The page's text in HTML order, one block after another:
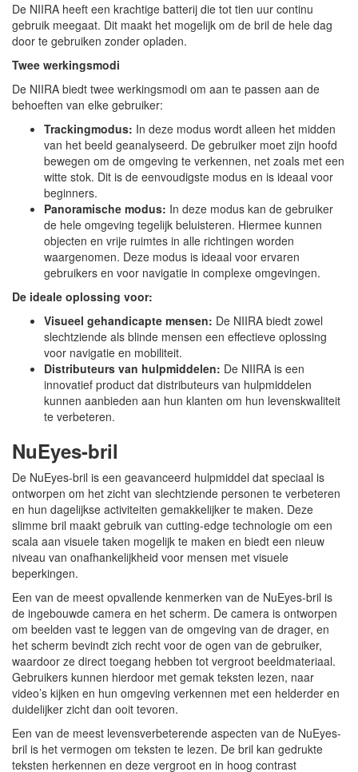
De NIIRA heeft een krachtige batterij die tot tien uur continu
gebruik meegaat. Dit maakt het mogelijk om de bril de hele dag
door te gebruiken zonder opladen.
Twee werkingsmodi
De NIIRA biedt twee werkingsmodi om aan te passen aan de
behoeften van elke gebruiker:
Trackingmodus: In deze modus wordt alleen het midden
van het beeld geanalyseerd. De gebruiker moet zijn hoofd
bewegen om de omgeving te verkennen, net zoals met een
witte stok. Dit is de eenvoudigste modus en is ideaal voor
beginners.
Panoramische modus: In deze modus kan de gebruiker
de hele omgeving tegelijk beluisteren. Hiermee kunnen
objecten en vrije ruimtes in alle richtingen worden
waargenomen. Deze modus is ideaal voor ervaren
gebruikers en voor navigatie in complexe omgevingen.
De ideale oplossing voor:
Visueel gehandicapte mensen: De NIIRA biedt zowel
slechtziende als blinde mensen een effectieve oplossing
voor navigatie en mobiliteit.
Distributeurs van hulpmiddelen: De NIIRA is een
innovatief product dat distributeurs van hulpmiddelen
kunnen aanbieden aan hun klanten om hun levenskwaliteit
te verbeteren.
NuEyes-bril
De NuEyes-bril is een geavanceerd hulpmiddel dat speciaal is
ontworpen om het zicht van slechtziende personen te verbeteren
en hun dagelijkse activiteiten gemakkelijker te maken. Deze
slimme bril maakt gebruik van cutting-edge technologie om een
scala aan visuele taken mogelijk te maken en biedt een nieuw
niveau van onafhankelijkheid voor mensen met visuele
beperkingen.
Een van de meest opvallende kenmerken van de NuEyes-bril is
de ingebouwde camera en het scherm. De camera is ontworpen
om beelden vast te leggen van de omgeving van de drager, en
het scherm bevindt zich recht voor de ogen van de gebruiker,
waardoor ze direct toegang hebben tot vergroot beeldmateriaal.
Gebruikers kunnen hierdoor met gemak teksten lezen, naar
video’s kijken en hun omgeving verkennen met een helderder en
duidelijker zicht dan ooit tevoren.
Een van de meest levensverbeterende aspecten van de NuEyes-
bril is het vermogen om teksten te lezen. De bril kan gedrukte
teksten herkennen en deze vergroot en in hoog contrast